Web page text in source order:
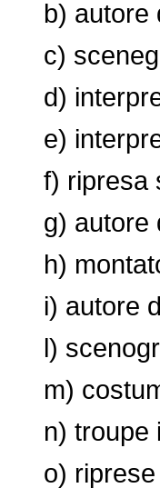
b) autore
c)
d)
e)
f) ripresa
g) autore
h)
i) autore
l)
m)
n) troupe
o) riprese